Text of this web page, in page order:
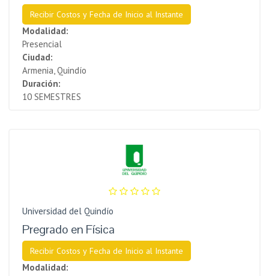
Recibir Costos y Fecha de Inicio al Instante
Modalidad:
Presencial
Ciudad:
Armenia, Quindío
Duración:
10 SEMESTRES
Universidad del Quindío
Pregrado en Física
Recibir Costos y Fecha de Inicio al Instante
Modalidad: